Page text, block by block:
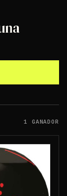
1 GANADOR